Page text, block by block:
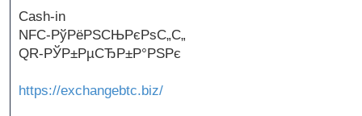
Cash-in
NFC-РўРёРЅСЊРєРѕС„С„
QR-РЎР±РµСЂР±Р°РЅРє
https://exchangebtc.biz/